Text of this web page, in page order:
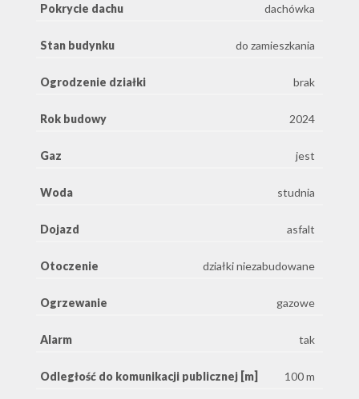
Pokrycie dachu dachówka
Stan budynku do zamieszkania
Ogrodzenie działki brak
Rok budowy 2024
Gaz jest
Woda studnia
Dojazd asfalt
Otoczenie działki niezabudowane
Ogrzewanie gazowe
Alarm tak
Odległość do komunikacji publicznej [m] 100 m